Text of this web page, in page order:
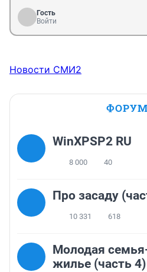
Гость
Войти
Новости СМИ2
WinXPSP2 RU
8 000 40
Про засаду
10 331 618
Молодая
жилье (часть 4)